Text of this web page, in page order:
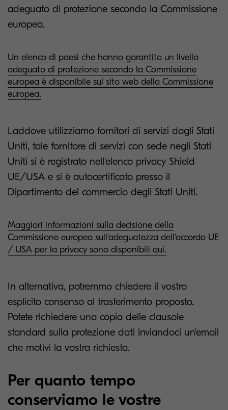
adeguato di protezione secondo la Commissione
europea.
Un elenco di paesi che hanno garantito un livello
adeguato di protezione secondo la Commissione
europea è disponibile sul sito web della Commissione
europea.
Laddove utilizziamo fornitori di servizi dagli Stati
Uniti, tale fornitore di servizi con sede negli Stati
Uniti si è registrato nell'elenco privacy Shield
UE/USA e si è autocertificato presso il
Dipartimento del commercio degli Stati Uniti.
Maggiori informazioni sulla decisione della
Commissione europea sull'adeguatezza dell'accordo UE
/ USA per la privacy sono disponibili qui.
In alternativa, potremmo chiedere il vostro
esplicito consenso al trasferimento proposto.
Potete richiedere una copia delle clausole
standard sulla protezione dati inviandoci un'email
che motivi la vostra richiesta.
Per quanto tempo
conserviamo le vostre